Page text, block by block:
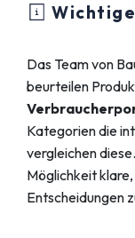
Das Team von
beurteilen
Kategorien die
vergleichen
Möglichkeit
Entscheidungen